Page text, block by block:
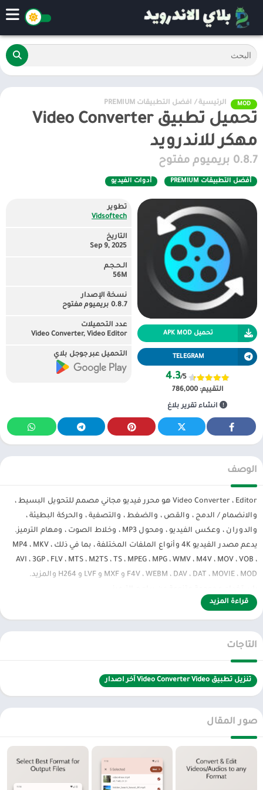
MOD الرئيسية / أفضل التطبيقات PREMIUM
تحميل تطبيق Video Converter
مهكر للاندرويد
0.8.7 بريميوم مفتوح
أفضل التطبيقات PREMIUM أدوات الفيديو
تحميل APK MOD
TELEGRAM
4.3/5
التقييم:786,000
انشاء تقرير بلاغ
تطوير
Vidsoftech‏
التاريخ
Sep 9, 2025
الـحـجـم
56M
نسخة الإصدار
0.8.7 بريميوم مفتوح
عدد التحميلات
Video Converter, Video Editor
التحميل عبر جوجل بلاي
الوصف
Video Converter ، Editor هو محرر فيديو مجاني مصمم للتحويل البسيط ،
والانضمام / الدمج ، والقص ، والضغط ، والتصفية ، والحركة البطيئة ،
والدوران ، وعكس الفيديو ، ومحول MP3 ، وخلاط الصوت ، ومهام الترميز.
يدعم مصدر الفيديو 4K وأنواع الملفات المختلفة ، بما في ذلك MP4 ، MKV ،
AVI ، 3GP ، FLV ، MTS ، M2TS ، TS ، MPEG ، MPG ، WMV ، M4V ، MOV ، VOB ،
F4V ، WEBM ، DAV ، DAT ، MOVIE ، MOD و MXF و LVF و H264 والمزيد.
الميزات الرئيسية:
• يمكن للمستخدم التبديل إلى الوضع الفاتح والداكن بسهولة للحصول على
• حدد ملفات متعددة للمعالجة المجمعة.
• إضافة / استبدال الصوت لإخراج الفيديو.
• تحويل الفيديو إلى ملفات صوتية وحفظها كنغمة رنين.
• قص / تقليم ملف الفيديو وحفظ جزء للتحميل في الشبكات الاجتماعية.
• قص / تقليم ملف الفيديو في أجزاء متساوية لتحميله على الشبكات
قراءة المزيد
التاجات
تنزيل تطبيق Video Converter Video آخر اصدار
صور المقال